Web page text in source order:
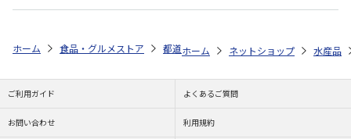
ホーム 食品・グルメストア 都道府県から探す 福岡県 福太郎無
ホーム ネットショップ 水産品
ご利用ガイド よくあるご質問
お問い合わせ 利用規約